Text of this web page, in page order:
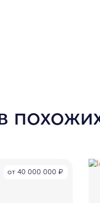
от 40 000 000₽